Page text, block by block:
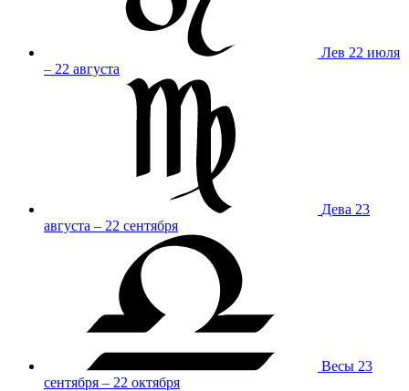
Лев 22 июля
– 22 августа
Дева 23
августа – 22 сентября
Весы 23
сентября – 22 октября